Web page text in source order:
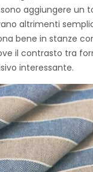
aggiungere un
altrimenti
bene in stanze
il contrasto tra
interessante.